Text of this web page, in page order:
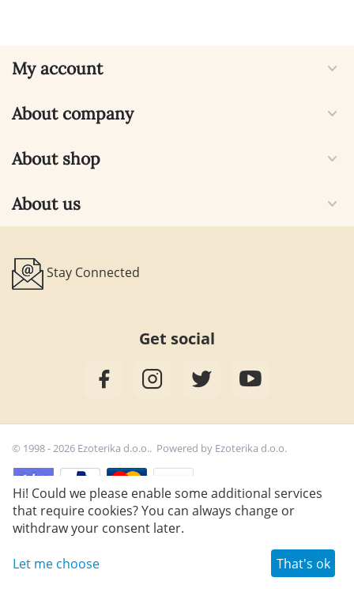
24,90€ Add to cart
My account
About company
About shop
About us
Stay Connected
Get social
© 1998 - 2026 Ezoterika d.o.o.. Powered by Ezoterika d.o.o.
Profile
Hi! Could we please enable some additional services
that require cookies? You can always change or
withdraw your consent later.
Let me choose That's ok